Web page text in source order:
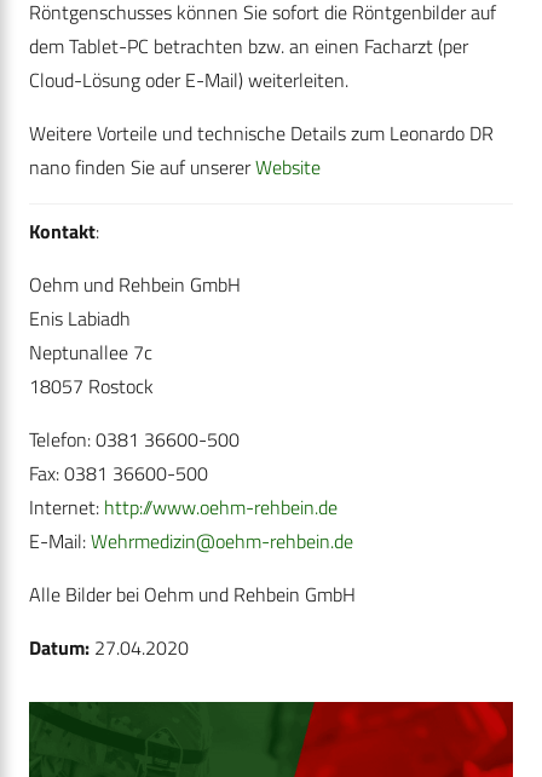
Röntgenschusses können Sie sofort die Röntgenbilder auf
dem Tablet-PC betrachten bzw. an einen Facharzt (per
Cloud-Lösung oder E-Mail) weiterleiten.
Weitere Vorteile und technische Details zum Leonardo DR
nano finden Sie auf unsererWebsite
Kontakt:
Oehm und Rehbein GmbH
Enis Labiadh
Neptunallee 7c
18057 Rostock
Telefon: 0381 36600-500
Fax: 0381 36600-500
Internet: http://www.oehm-rehbein.de
E-Mail:Wehrmedizin@oehm-rehbein.de
Alle Bilder bei Oehm und Rehbein GmbH
Datum: 27.04.2020